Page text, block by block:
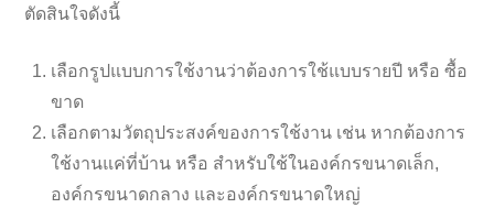
ตัดสินใจดังนี้
เลือกรูปแบบการใช้งานว่าต้องการใช้แบบรายปี หรือ ซื้อ
ขาด
เลือกตามวัตถุประสงค์ของการใช้งาน เช่น หากต้องการ
ใช้งานแค่ที่บ้าน หรือ สำหรับใช้ในองค์กรขนาดเล็ก,
องค์กรขนาดกลาง และองค์กรขนาดใหญ่